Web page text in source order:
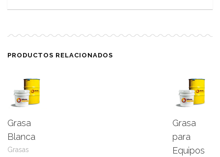
PRODUCTOS RELACIONADOS
Leer
Grasa
Blanca
Grasas
Grasa
para
Equipos